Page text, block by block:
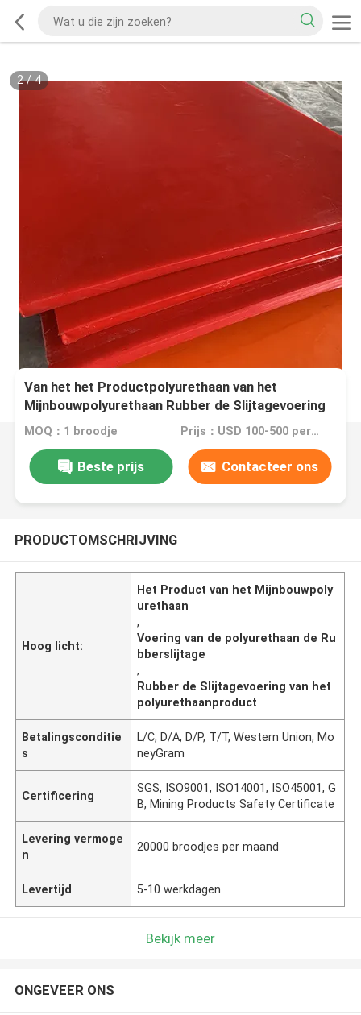
2/4
Van het het Productpolyurethaan van het
Mijnbouwpolyurethaan Rubber de Slijtagevoering
MOQ：1 broodje Prijs：USD 100-500 per roll
Beste prijs Contacteer ons
PRODUCTOMSCHRIJVING
Hoog licht:
Het Product van het Mijnbouwpoly
urethaan
,
Voering van de polyurethaan de Ru
bberslijtage
,
Rubber de Slijtagevoering van het
polyurethaanproduct
Betalingsconditie
s
L/C, D/A, D/P, T/T, Western Union, Mo
neyGram
Certificering
SGS, ISO9001, ISO14001, ISO45001, G
B, Mining Products Safety Certificate
Levering vermoge
n
20000 broodjes per maand
Levertijd 5-10 werkdagen
Bekijk meer
ONGEVEER ONS